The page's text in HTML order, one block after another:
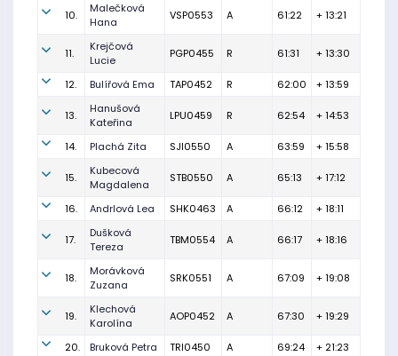
10.
Malečková
Hana
VSP0553 A 61:22 + 13:21
11.
Krejčová
Lucie
PGP0455 R 61:31 + 13:30
12. Bulířová Ema TAP0452 R 62:00 + 13:59
13.
Hanušová
Kateřina
LPU0459 R 62:54 + 14:53
14. Plachá Zita SJI0550 A 63:59 + 15:58
15.
Kubecová
Magdalena
STB0550 A 65:13 + 17:12
16. Andrlová Lea SHK0463 A 66:12 + 18:11
17.
Dušková
Tereza
TBM0554 A 66:17 + 18:16
18.
Morávková
Zuzana
SRK0551 A 67:09 + 19:08
19.
Klechová
Karolína
AOP0452 A 67:30 + 19:29
20. Bruková Petra TRI0450 A 69:24 + 21:23